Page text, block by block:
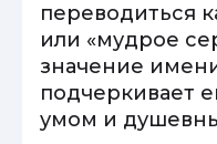
переводиться
или «мудрое
значение
подчеркивает
умом и